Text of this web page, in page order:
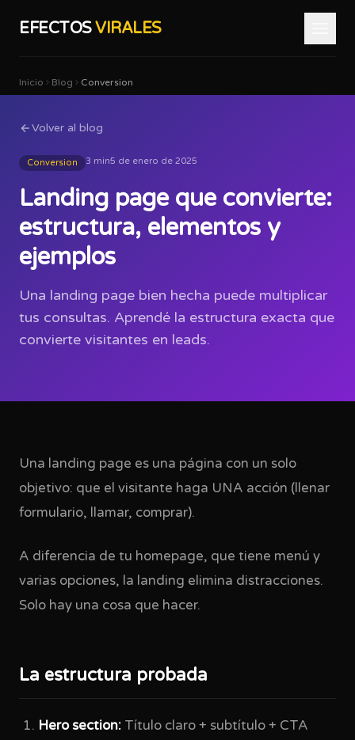
EFECTOSVIRALES
Inicio Blog Conversion
Volver al blog
Conversion 3 min5 de enero de 2025
Landing page que convierte:
estructura, elementos y
ejemplos
Una landing page bien hecha puede multiplicar
tus consultas. Aprendé la estructura exacta que
convierte visitantes en leads.
Una landing page es una página con un solo
objetivo: que el visitante haga UNA acción (llenar
formulario, llamar, comprar).
A diferencia de tu homepage, que tiene menú y
varias opciones, la landing elimina distracciones.
Solo hay una cosa que hacer.
La estructura probada
Hero section: Título claro + subtítulo + CTA